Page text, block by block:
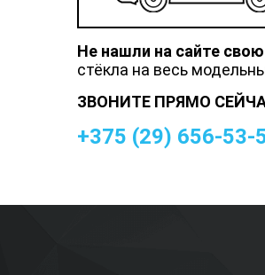
Не нашли на сайте
стёкла на весь
ЗВОНИТЕ ПРЯМО
+375 (29) 656-53-